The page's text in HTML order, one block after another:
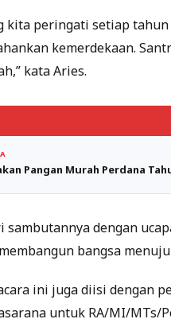
kita peringati setiap
kemerdekaan.
kata Aries.
Pangan Murah Perdana
dengan
bangsa menuju
ini juga diisi dengan
untuk RA/MI/MTs/